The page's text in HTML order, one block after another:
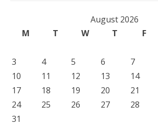
August 2026
M
T W T F
3
4 5 6 7
10
11 12 13 14
17
18 19 20 21
24
25 26 27 28
31